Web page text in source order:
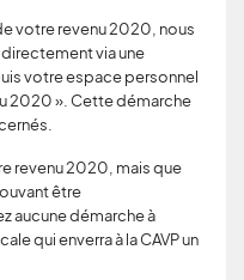
votre revenu 2020, nous
via une
votre espace personnel
2020 ». Cette démarche
revenu 2020, mais que
être
aucune démarche à
qui enverra à la CAVP un